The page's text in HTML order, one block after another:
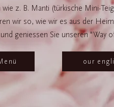
z. B. Manti (türkische Mini-
wir so, wie wir es aus der
geniessen Sie unseren "Way
our